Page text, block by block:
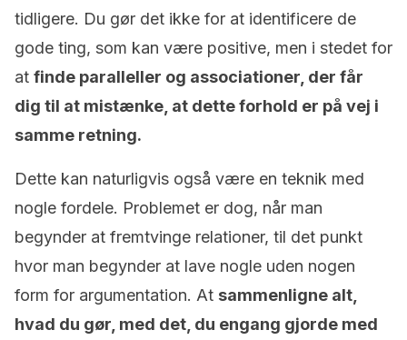
tidligere. Du gør det ikke for at identificere de
gode ting, som kan være positive, men i stedet for
at finde paralleller og associationer, der får
dig til at mistænke, at dette forhold er på vej i
samme retning.
Dette kan naturligvis også være en teknik med
nogle fordele. Problemet er dog, når man
begynder at fremtvinge relationer, til det punkt
hvor man begynder at lave nogle uden nogen
form for argumentation. At sammenligne alt,
hvad du gør, med det, du engang gjorde med